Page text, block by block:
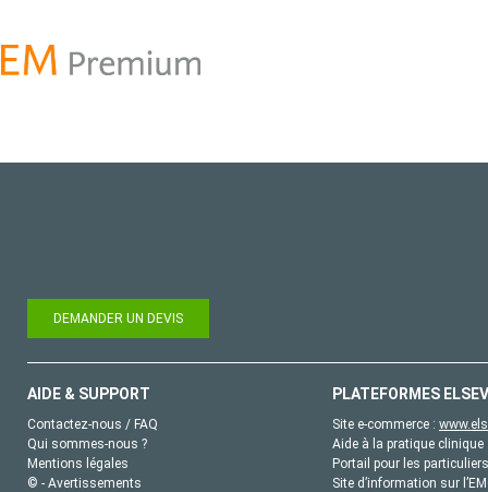
DEMANDER UN DEVIS
AIDE & SUPPORT
Contactez-nous / FAQ
Qui sommes-nous ?
Mentions légales
© - Avertissements
PLATEFORMES
Site e-commerce :
Aide à la pratique
Portail pour les
Site d’information sur